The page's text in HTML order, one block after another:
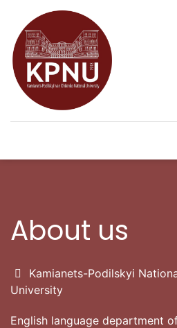
Conferences
About us
Kamianets-Podіlskyi
University
English language department